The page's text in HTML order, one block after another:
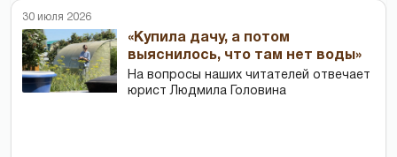
30 июля 2026
«Купила дачу, а потом
выяснилось, что там нет воды»
На вопросы наших читателей отвечает
юрист Людмила Головина